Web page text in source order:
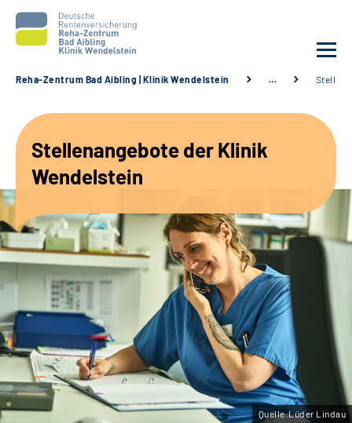
Unsere Angebote
Karriere
Sozialdienste & Zuweisende
Suche
Leichte Sprache
Gebärdensprache
Reha-Zentrum Bad Aibling | Klinik Wendelstein …
Stellenangebote der Klinik
Wendelstein
Quelle:Lüder Lindau